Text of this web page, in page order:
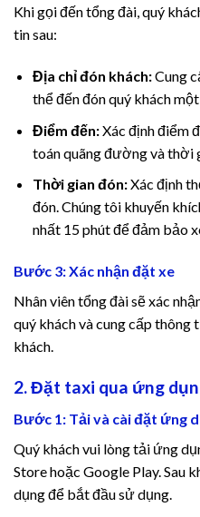
panel
panel
panel
panel
panel
panel
panel
panel
Khi gọi đến tổng đài, quý
tin sau:
Địa chỉ đón khách:Cung
thể đến đón quý khách
Điểm đến:Xác định điểm
toán quãng đường và thời
Thời gian đón:Xác định
đón. Chúng tôi khuyến
nhất 15 phút để đảm bảo
Bước 3: Xác nhận đặt xe
Nhân viên tổng đài sẽ xác
quý khách và cung cấp thông
khách.
2. Đặt taxi qua ứng
Bước 1: Tải và cài đặt ứng
Quý khách vui lòng tải ứng
Store hoặc Google Play. Sau
dụng để bắt đầu sử dụng.